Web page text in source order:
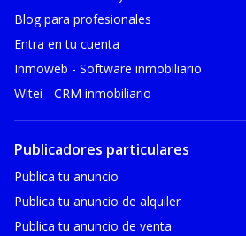
Blog para profesionales
Entra en tu cuenta
Inmoweb - Software inmobiliario
Witei - CRM inmobiliario
Publicadores particulares
Publica tu anuncio
Publica tu anuncio de alquiler
Publica tu anuncio de venta